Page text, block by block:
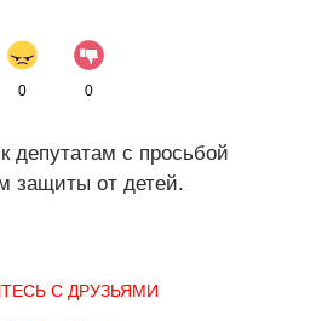
0 0
депутатам с просьбой
защиты от детей.
С ДРУЗЬЯМИ